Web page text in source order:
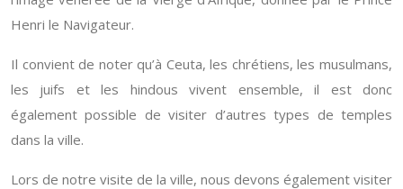
Henri le Navigateur.
Il convient de noter qu’à Ceuta, les chrétiens, les musulmans,
les juifs et les hindous vivent ensemble, il est donc
également possible de visiter d’autres types de temples
dans la ville.
Lors de notre visite de la ville, nous devons également visiter